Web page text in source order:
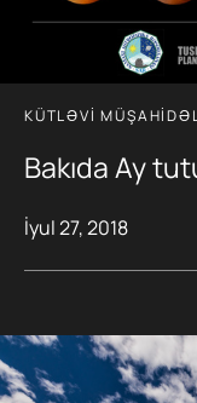
KÜTLƏVI
Bakıda Ay
İyul 27, 2018